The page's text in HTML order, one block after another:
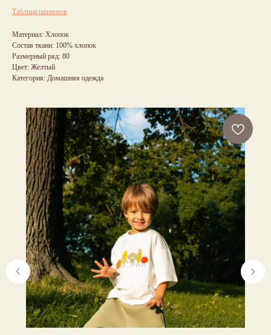
Таблица размеров
Материал: Хлопок
Состав ткани: 100% хлопок
Размерный ряд: 80
Цвет: Желтый
Категория: Домашняя одежда